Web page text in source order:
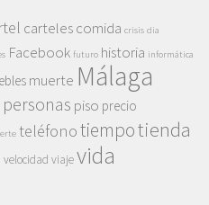
cartelescomida crisis dia
Facebook futuro historia informática
muerte Málaga
personas piso precio
teléfonotiempotienda
velocidad viajevida